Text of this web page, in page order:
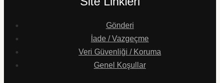
Gönderi
İade / Vazgeçme
Veri Güvenliği / Koruma
Genel Koşullar